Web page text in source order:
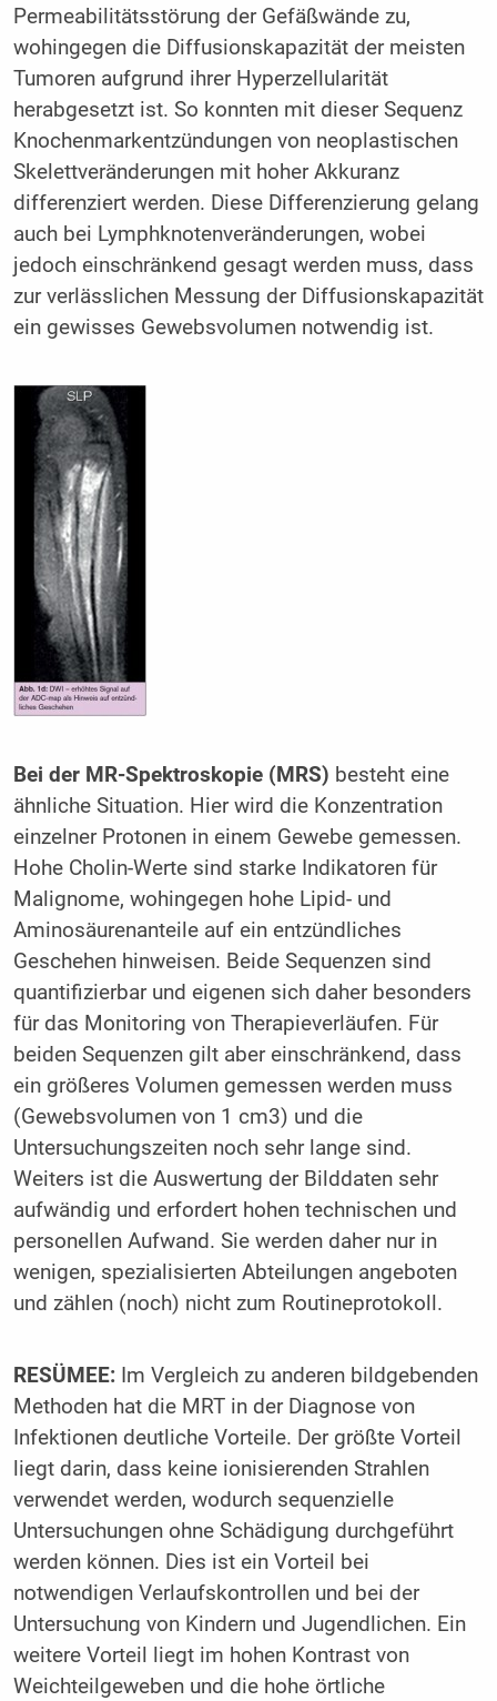
Permeabilitätsstörung der Gefäßwände zu,
wohingegen die Diffusionskapazität der meisten
Tumoren aufgrund ihrer Hyperzellularität
herabgesetzt ist. So konnten mit dieser Sequenz
Knochenmarkentzündungen von neoplastischen
Skelettveränderungen mit hoher Akkuranz
differenziert werden. Diese Differenzierung gelang
auch bei Lymphknotenveränderungen, wobei
jedoch einschränkend gesagt werden muss, dass
zur verlässlichen Messung der Diffusionskapazität
ein gewisses Gewebsvolumen notwendig ist.
Bei der MR-Spektroskopie (MRS) besteht eine
ähnliche Situation. Hier wird die Konzentration
einzelner Protonen in einem Gewebe gemessen.
Hohe Cholin-Werte sind starke Indikatoren für
Malignome, wohingegen hohe Lipid- und
Aminosäurenanteile auf ein entzündliches
Geschehen hinweisen. Beide Sequenzen sind
quantifizierbar und eigenen sich daher besonders
für das Monitoring von Therapieverläufen. Für
beiden Sequenzen gilt aber einschränkend, dass
ein größeres Volumen gemessen werden muss
(Gewebsvolumen von 1 cm3) und die
Untersuchungszeiten noch sehr lange sind.
Weiters ist die Auswertung der Bilddaten sehr
aufwändig und erfordert hohen technischen und
personellen Aufwand. Sie werden daher nur in
wenigen, spezialisierten Abteilungen angeboten
und zählen (noch) nicht zum Routineprotokoll.
RESÜMEE:Im Vergleich zu anderen bildgebenden
Methoden hat die MRT in der Diagnose von
Infektionen deutliche Vorteile. Der größte Vorteil
liegt darin, dass keine ionisierenden Strahlen
verwendet werden, wodurch sequenzielle
Untersuchungen ohne Schädigung durchgeführt
werden können. Dies ist ein Vorteil bei
notwendigen Verlaufskontrollen und bei der
Untersuchung von Kindern und Jugendlichen. Ein
weitere Vorteil liegt im hohen Kontrast von
Weichteilgeweben und die hohe örtliche